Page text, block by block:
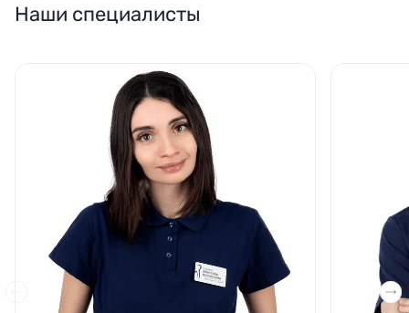
Наши специалисты